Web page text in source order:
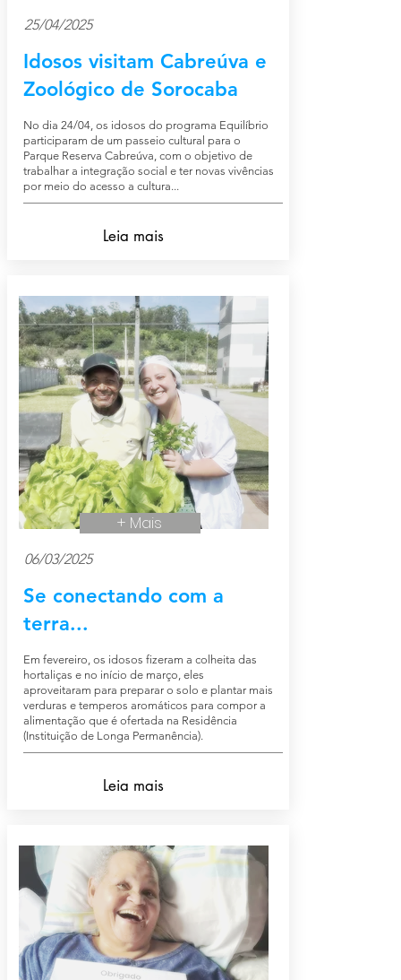
25/04/2025
Idosos visitam Cabreúva e
Zoológico de Sorocaba
No dia 24/04, os idosos do programa Equilíbrio
participaram de um passeio cultural para o
Parque Reserva Cabreúva, com o objetivo de
trabalhar a integração social e ter novas vivências
por meio do acesso a cultura...
Leia mais
+ Mais
06/03/2025
Se conectando com a
terra...
Em fevereiro, os idosos fizeram a colheita das
hortaliças e no início de março, eles
aproveitaram para preparar o solo e plantar mais
verduras e temperos aromáticos para compor a
alimentação que é ofertada na Residência
(Instituição de Longa Permanência).
Leia mais